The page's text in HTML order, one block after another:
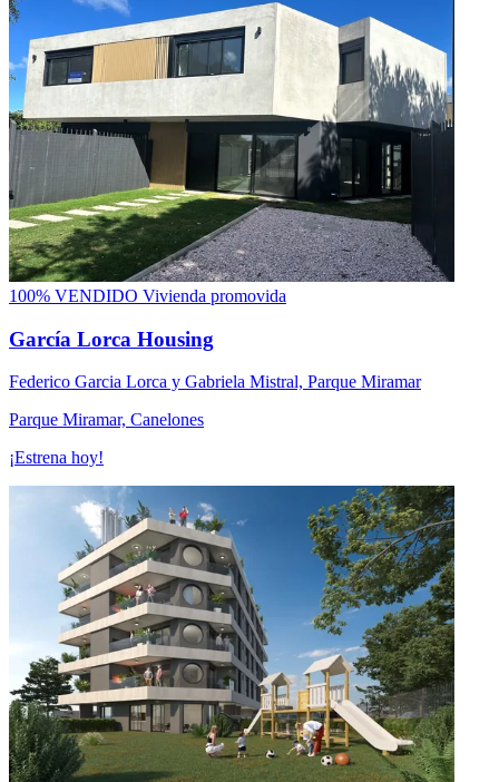
100% VENDIDO Vivienda promovida
García Lorca Housing
Federico Garcia Lorca y Gabriela Mistral, Parque Miramar
Parque Miramar, Canelones
¡Estrena hoy!